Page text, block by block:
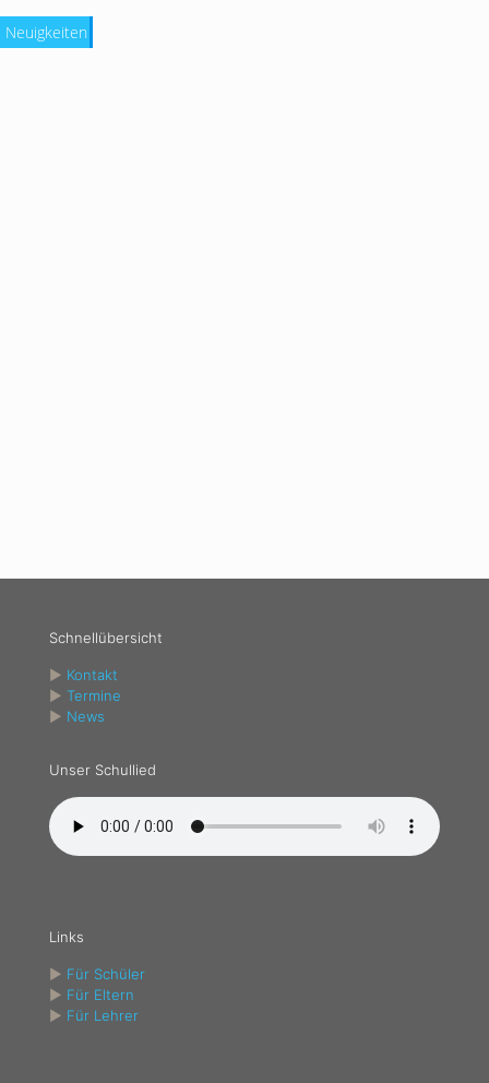
Schnellübersicht
► Kontakt
► Termine
► News
Unser Schullied
Links
► Für Schüler
► Für Eltern
► Für Lehrer
Neuigkeiten